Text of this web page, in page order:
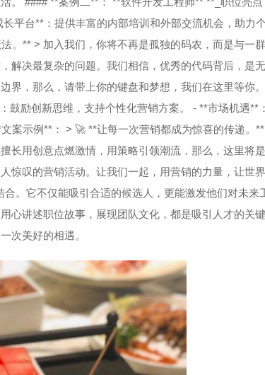
平台**：提供丰富的内部培训和外部交流机会，助力
。** > 加入我们，你将不再是孤独的码农，而是与一
解决最复杂的问题。我们相信，优秀的代码背后，是
界，那么，请带上你的键盘和梦想，我们在这里等你
鼓励创新思维，支持个性化营销方案。 - **市场机遇**
案示例**： > 🚀 **让每一次营销都成为惊喜的传递。
长用创意点燃激情，用策略引领潮流，那么，这里将
惊叹的营销活动。让我们一起，用营销的力量，让世
。它不仅能吸引合适的候选人，更能激发他们对未来
心讲述职位故事，展现团队文化，都是吸引人才的关
次美好的相遇。